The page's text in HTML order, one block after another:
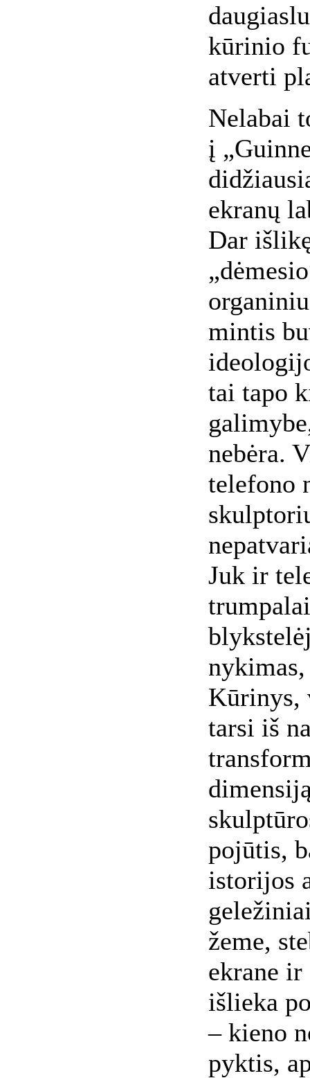
kūrinio
atverti
Nelabai
į
ekranų
Dar
mintis
tai tapo
nebėra.
telefono
Juk ir
Kūrinys,
tarsi iš
pojūtis,
istorijos
žeme,
ekrane
išlieka
– kieno
pyktis,